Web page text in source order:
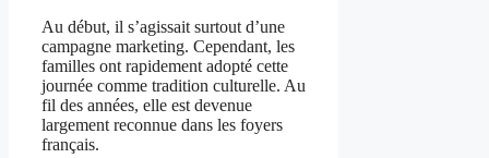
Au début, il s’agissait surtout d’une
campagne marketing. Cependant, les
familles ont rapidement adopté cette
journée comme tradition culturelle. Au
fil des années, elle est devenue
largement reconnue dans les foyers
français.